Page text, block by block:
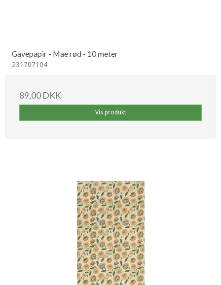
Gavepapir - Mae rød - 10 meter
231707104
89,00 DKK
Vis produkt